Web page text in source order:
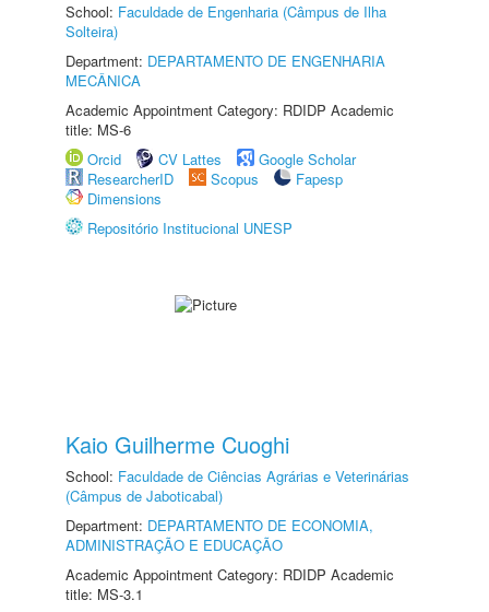
School: Faculdade de Engenharia (Câmpus de Ilha
Solteira)
Department: DEPARTAMENTO DE ENGENHARIA
MECÂNICA
Academic Appointment Category: RDIDP Academic
title: MS-6
Orcid
CV Lattes
Google Scholar
ResearcherID
Scopus
Fapesp
Dimensions
Repositório Institucional UNESP
Kaio Guilherme Cuoghi
School: Faculdade de Ciências Agrárias e Veterinárias
(Câmpus de Jaboticabal)
Department: DEPARTAMENTO DE ECONOMIA,
ADMINISTRAÇÃO E EDUCAÇÃO
Academic Appointment Category: RDIDP Academic
title: MS-3.1